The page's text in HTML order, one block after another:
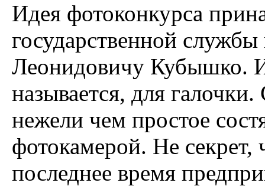
Идея фотоконкурса
государственной
Леонидовичу Кубышко.
называется, для
нежели чем простое
фотокамерой. Не
последнее время